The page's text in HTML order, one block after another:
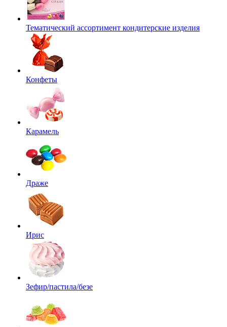
Тематический ассортимент кондитерские изделия
Конфеты
Карамель
Драже
Ирис
Зефир/пастила/безе